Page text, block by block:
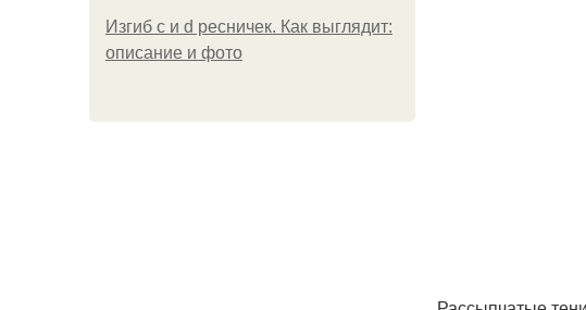
Изгиб c и d ресничек. Как выглядит:
описание и фото